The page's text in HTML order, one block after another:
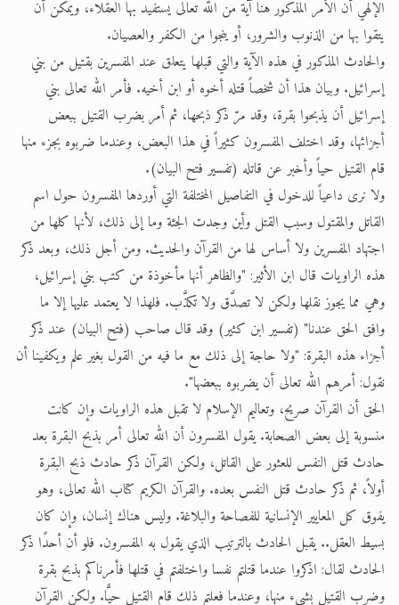
الإلهي أن الأمر المذكور هنا آية من الله تعالى يستفيد بها العقلاء، ويمكن أن
يتقوا بها من الذنوب والشرور، أو ينجوا من الكفر والعصيان.
والحادث المذكور في هذه الآية والتي قبلها يتعلق عند المفسرين بقتيل من بني
إسرائيل. وبيان هذا أن شخصاً قتله أخوه أو ابن أخيه. فأمر الله تعالى بني
إسرائيل أن يذبحوا بقرة، وقد مرّ ذكر ذبحها، ثم أمر بضرب القتيل ببعض
أجزائها، وقد اختلف المفسرون كثيراً في هذا البعض، وعندما ضربوه بجزء منها
قام القتيل حياً وأخبر عن قاتله (تفسير فتح البيان).
ولا نرى داعياً للدخول في التفاصيل المختلفة التي أوردها المفسرون حول اسم
القاتل والمقتول وسبب القتل وأين وجدت الجثة وما إلى ذلك، لأنها كلها من
اجتهاد المفسرين ولا أساس لها من القرآن والحديث. ومن أجل ذلك، وبعد ذكر
هذه الراويات قال ابن الأثير: "والظاهر أنها مأخوذة من كتب بني إسرائيل،
وهي مما يجوز نقلها ولكن لا تصدَّق ولا تكذَّب. فلهذا لا يعتمد عليها إلا ما
وافق الحق عندنا" (تفسير ابن كثير) وقد قال صاحب (فتح البيان) عند ذكر
أجزاء هذه البقرة: "ولا حاجة إلى ذلك مع ما فيه من القول بغير علم ويكفينا أن
نقول: أمرهم الله تعالى أن يضربوه ببعضها".
الحق أن القرآن صريح، وتعاليم الإسلام لا تقبل هذه الراويات وإن كانت
منسوبة إلى بعض الصحابة. يقول المفسرون أن الله تعالى أمر بذبح البقرة بعد
حادث قتل النفس للعثور على القاتل، ولكن القرآن ذكر حادث ذبح البقرة
أولاً، ثم ذكر حادث قتل النفس بعده. والقرآن الكريم كتاب الله تعالى، وهو
يفوق كل المعايير الإنسانية للفصاحة والبلاغة. وليس هناك إنسان، وإن كان
بسيط العقل.. يقبل الحادث بالترتيب الذي يقول به المفسرون. فلو أن أحدًا ذكر
الحادث لقال: اذكروا عندما قتلتم نفسا واختلفتم في قتلها فأمرناكم بذبح بقرة
وضرب القتيل بشيء منها، وعندما فعلتم ذلك قام القتيل حيًّا. ولكن القرآن